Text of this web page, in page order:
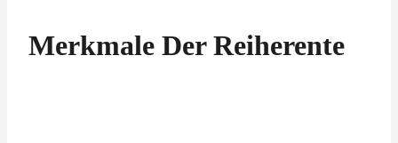
Merkmale Der Reiherente